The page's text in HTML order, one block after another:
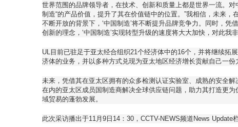
世界范围的品牌领导者，在技术、创新和质量上都是世界一流。
制造“的产品价值，提升了其在价值链中的位置。”我相信，未来
不断开放的背景下，‘中国制造’将不断提升品牌竞争力。同时，
创新的理念，‘中国制造’实现转型升级的速度将大大加快，对此我
UL目前已驻足于亚太经合组织21个经济体中的16个，并将继续拓
济体的业务，并以多种方式兑现为亚太地区经济增长贡献自己一份
未来，凭借其在亚太区拥有的众多检测认证实验室、成熟的安全
在内的亚太区成员国制造商解决全球供应链问题，助力其打造更
域贸易的蓬勃发展。
此次采访播出于11月9日14：30，CCTV-NEWS频道News Update